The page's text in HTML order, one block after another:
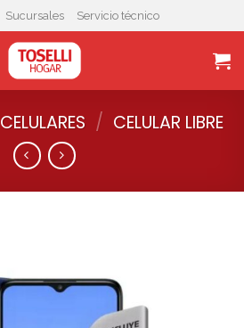
Sucursales Servicio técnico
CELULARES / CELULAR LIBRE